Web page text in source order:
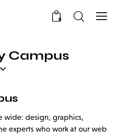
0
Campus
wide: design, graphics,
experts who work at our web